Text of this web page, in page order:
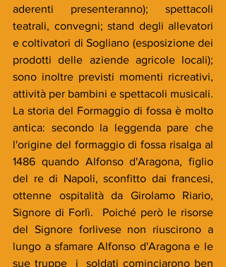
aderenti presenteranno); spettacoli
teatrali, convegni; stand degli allevatori
e coltivatori di Sogliano (esposizione dei
prodotti delle aziende agricole locali);
sono inoltre previsti momenti ricreativi,
attività per bambini e spettacoli musicali.
La storia del Formaggio di fossa è molto
antica: secondo la leggenda pare che
l'origine del formaggio di fossa risalga al
1486 quando Alfonso d'Aragona, figlio
del re di Napoli, sconfitto dai francesi,
ottenne ospitalità da Girolamo Riario,
Signore di Forlì.  Poiché però le risorse
del Signore forlivese non riuscirono a
lungo a sfamare Alfonso d'Aragona e le
sue truppe  i  soldati cominciarono ben